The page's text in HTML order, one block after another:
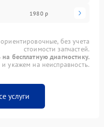
1980 р
без учета
стоимости запчастей.
на бесплатную диагностику.
укажем на неисправность.
услуги